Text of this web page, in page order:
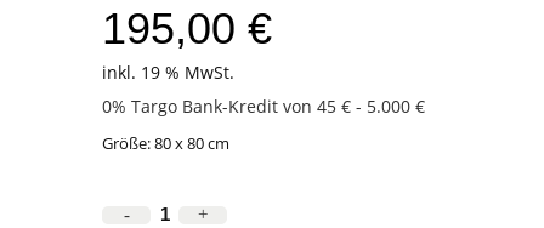
195,00 €
inkl. 19 % MwSt.
0% Targo Bank-Kredit von 45 € - 5.000 €
Größe: 80 x 80 cm
OM-